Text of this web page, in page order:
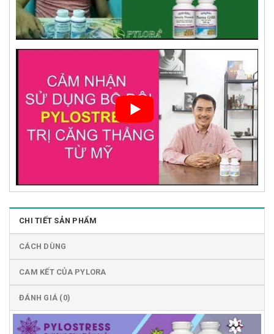
CHI TIẾT SẢN PHẨM
CÁCH DÙNG
CAM KẾT CỦA PYLORA
ĐÁNH GIÁ (0)